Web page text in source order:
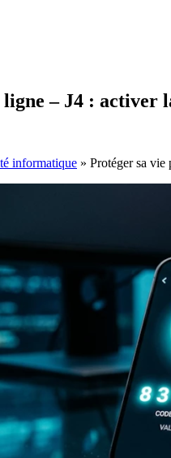
ligne – J4 :
informatique » Protéger sa